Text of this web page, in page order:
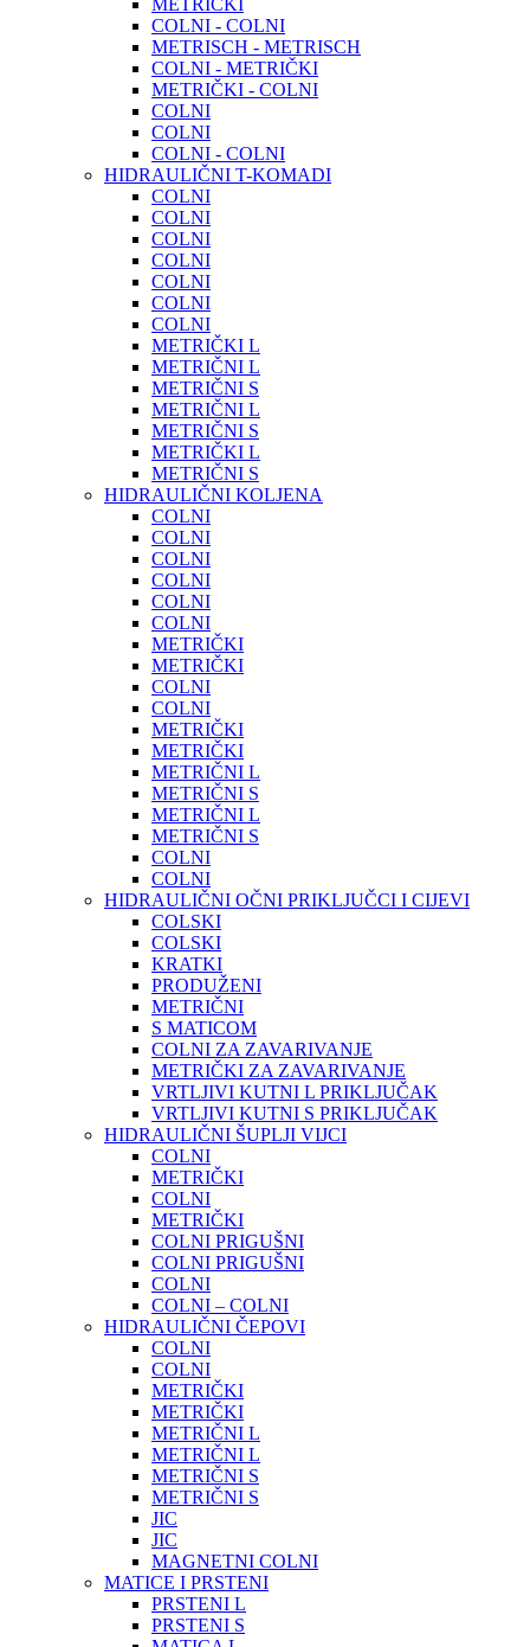
METRIČKI
COLNI - COLNI
METRISCH - METRISCH
COLNI - METRIČKI
METRIČKI - COLNI
COLNI
COLNI
COLNI - COLNI
HIDRAULIČNI T-KOMADI
COLNI
COLNI
COLNI
COLNI
COLNI
COLNI
COLNI
METRIČKI L
METRIČNI L
METRIČNI S
METRIČNI L
METRIČNI S
METRIČKI L
METRIČNI S
HIDRAULIČNI KOLJENA
COLNI
COLNI
COLNI
COLNI
COLNI
COLNI
METRIČKI
METRIČKI
COLNI
COLNI
METRIČKI
METRIČKI
METRIČNI L
METRIČNI S
METRIČNI L
METRIČNI S
COLNI
COLNI
HIDRAULIČNI OČNI PRIKLJUČCI I CIJEVI
COLSKI
COLSKI
KRATKI
PRODUŽENI
METRIČNI
S MATICOM
COLNI ZA ZAVARIVANJE
METRIČKI ZA ZAVARIVANJE
VRTLJIVI KUTNI L PRIKLJUČAK
VRTLJIVI KUTNI S PRIKLJUČAK
HIDRAULIČNI ŠUPLJI VIJCI
COLNI
METRIČKI
COLNI
METRIČKI
COLNI PRIGUŠNI
COLNI PRIGUŠNI
COLNI
COLNI – COLNI
HIDRAULIČNI ČEPOVI
COLNI
COLNI
METRIČKI
METRIČKI
METRIČNI L
METRIČNI L
METRIČNI S
METRIČNI S
JIC
JIC
MAGNETNI COLNI
MATICE I PRSTENI
PRSTENI L
PRSTENI S